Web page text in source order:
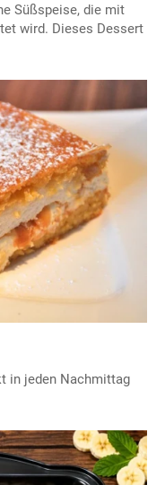
Süßspeise, die mit
wird. Dieses Dessert
in jeden Nachmittag